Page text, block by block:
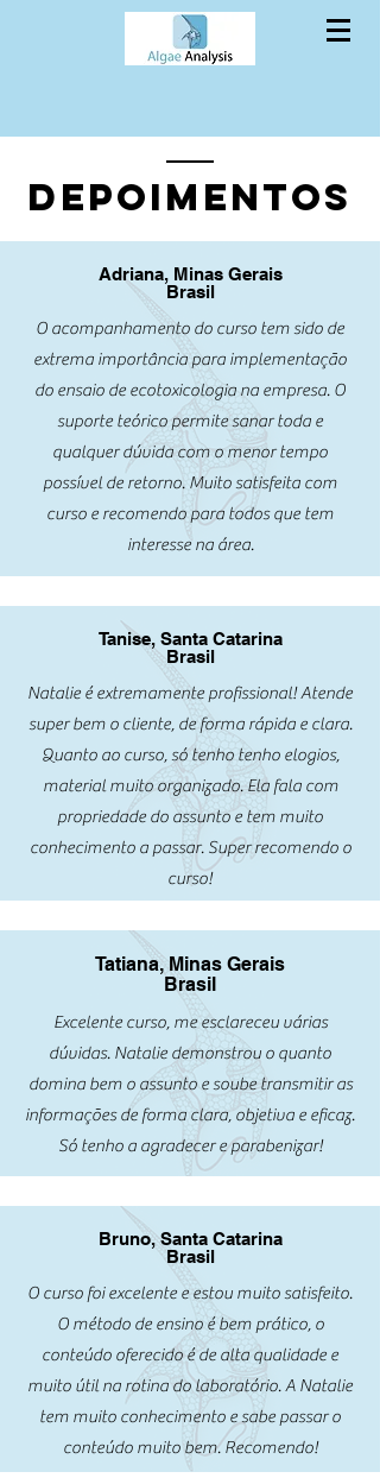
depoimentos
Adriana, Minas Gerais
Brasil
O acompanhamento do curso tem sido de
extrema importância para implementação
do ensaio de ecotoxicologia na empresa. O
suporte teórico permite sanar toda e
qualquer dúvida com o menor tempo
possível de retorno. Muito satisfeita com
curso e recomendo para todos que tem
interesse na área.
Tanise, Santa Catarina
Brasil
Natalie é extremamente profissional! Atende
super bem o cliente, de forma rápida e clara.
Quanto ao curso, só tenho tenho elogios,
material muito organizado. Ela fala com
propriedade do assunto e tem muito
conhecimento a passar. Super recomendo o
curso!
Tatiana, Minas Gerais
Brasil
Excelente curso, me esclareceu várias
dúvidas. Natalie demonstrou o quanto
domina bem o assunto e soube transmitir as
informações de forma clara, objetiva e eficaz.
Só tenho a agradecer e parabenizar!
Bruno, Santa Catarina
Brasil
O curso foi excelente e estou muito satisfeito.
O método de ensino é bem prático, o
conteúdo oferecido é de alta qualidade e
muito útil na rotina do laboratório. A Natalie
tem muito conhecimento e sabe passar o
conteúdo muito bem. Recomendo!